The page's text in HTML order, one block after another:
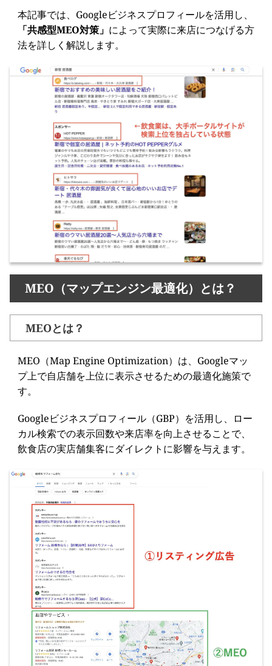
本記事では、Googleビジネスプロフィールを活用し、
「共感型MEO対策」 によって実際に来店につなげる方
法を詳しく解説します。
MEO（マップエンジン最適化）とは？
MEOとは？
MEO（Map Engine Optimization）は、Googleマッ
プ上で自店舗を上位に表示させるための最適化施策で
す。
Googleビジネスプロフィール（GBP）を活用し、ロー
カル検索での表示回数や来店率を向上させることで、
飲食店の実店舗集客にダイレクトに影響を与えます。